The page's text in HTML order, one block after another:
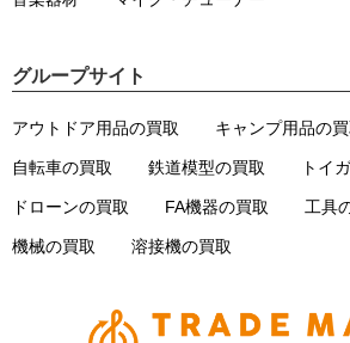
グループサイト
アウトドア用品の買取 キャンプ用品の買
自転車の買取 鉄道模型の買取 トイ
ドローンの買取 FA機器の買取 工具
機械の買取 溶接機の買取